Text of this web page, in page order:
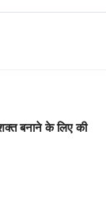
बनाने के लिए की